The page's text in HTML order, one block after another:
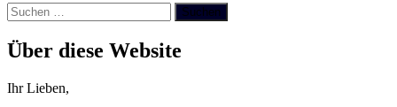
Suchen
nach:
Über diese Website
Ihr Lieben,